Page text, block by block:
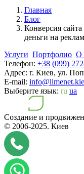
Главная
Блог
Конверсия
деньги на
Услуги Портфолио О
Телефон: +38 (099)
Адрес: г. Киев, ул.
E-mail:
Выберите язык: ru ua
Создание и
© 2006-2025. Киев